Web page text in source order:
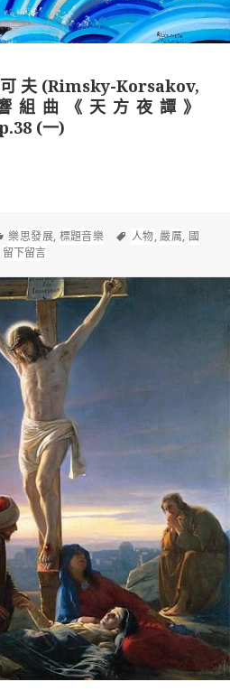
夫(Rimsky-Korsakov,
組曲《天方夜譚》
(一)
可夫(Rimsky-Korsakov, 1844-
分
類
樂思發展, 標題音樂
標
人物,嚴厲, 國
留下留言在 林姆斯基．高沙可夫(Rimsky-